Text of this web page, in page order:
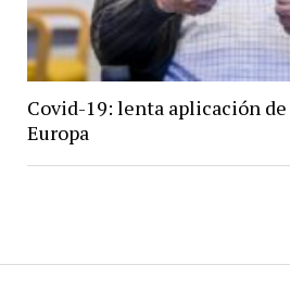
Covid-19: lenta aplicación de
Europa